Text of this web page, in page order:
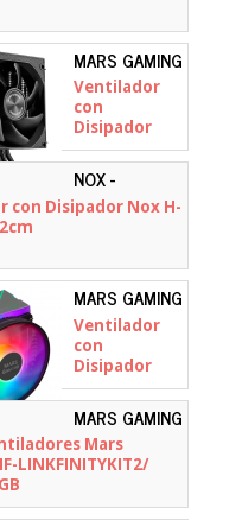
MARS GAMING
- MCPUXPRO
Ventilador
con
Disipador
Mars Gaming
MCPU-XPRO/
9cm
NOX -
NXHUMMERH123PRO
con Disipador Nox H-
MARS GAMING
- MCPU44
Ventilador
con
Disipador
Mars Gaming
MCPU44/
11cm
MARS GAMING
-
MFLINKFINITYKIT2
Mars
LINKFINITYKIT2/